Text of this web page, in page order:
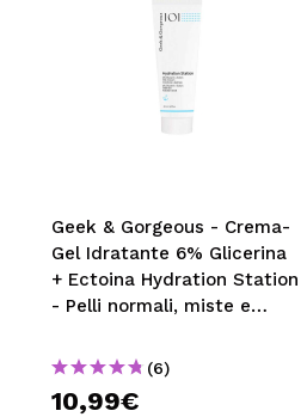
Geek & Gorgeous - Crema-
Gel Idratante 6% Glicerina
+ Ectoina Hydration Station
- Pelli normali, miste e
(6)
10,99€